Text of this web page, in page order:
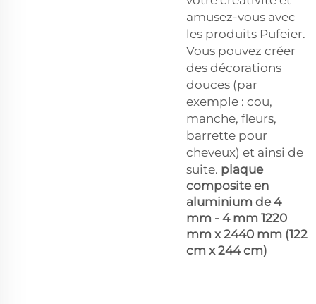
amusez-vous avec
les produits Pufeier.
Vous pouvez créer
des décorations
douces (par
exemple : cou,
manche, fleurs,
barrette pour
cheveux) et ainsi de
suite. plaque
composite en
aluminium de 4
mm - 4 mm 1220
mm x 2440 mm (122
cm x 244 cm)